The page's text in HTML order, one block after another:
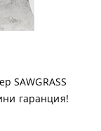
SAWGRASS
гаранция!